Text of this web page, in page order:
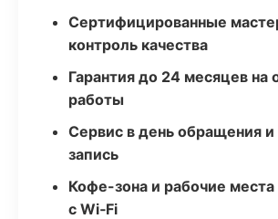
Сертифицированные
контроль качества
Гарантия до 24 месяцев на
работы
Сервис в день обращения и
запись
Кофе-зона и рабочие
с Wi‑Fi